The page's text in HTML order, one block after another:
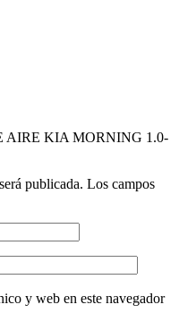
AIRE KIA MORNING 1.0-
publicada. Los campos
y web en este navegador